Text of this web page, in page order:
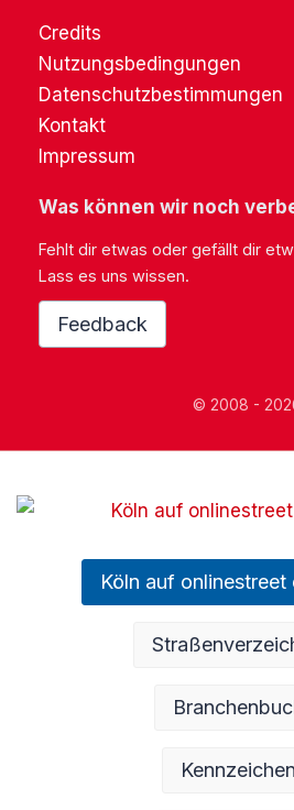
Credits
Nutzungsbedingungen
Datenschutzbestimmungen
Kontakt
Impressum
Was können wir noch
Fehlt dir etwas oder gefällt dir
Lass es uns wissen.
Feedback
© 2008 -
Köln auf onlinestreet
Kennzeichen